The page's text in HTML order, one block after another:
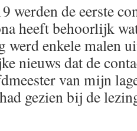
werden de eerste
heeft behoorlijk
werd enkele malen
nieuws dat de
van mijn
gezien bij de